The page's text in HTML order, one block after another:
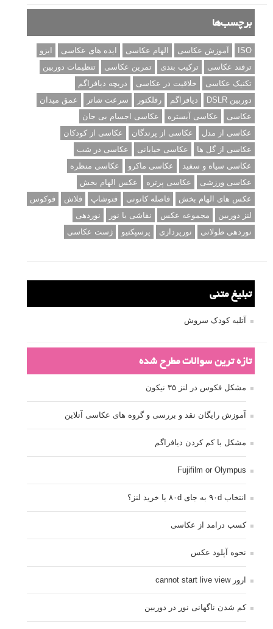
برچسب‌ها
ISO آموزش عکاسی الهام عکاسی ایده های عکاسی
ایزو
ترفند عکاسی
ترکیب بندی تمرین عکاسی
تنظیمات دوربین
تکنیک عکاسی
خلاقیت در عکاسی
دریچه دیافراگم
دوربین DSLR
دیافراگم رفلکتور سرعت شاتر
عمق میدان
عکاسی
عکاسی آبستره
عکاسی اجسام بی جان
عکاسی از مدل
عکاسی از پرندگان
عکاسی از کودکان
عکاسی از گل ها
عکاسی خیابانی
عکاسی در شب
عکاسی سیاه و سفید
عکاسی ماکرو
عکاسی منظره
عکاسی ورزشی
عکاسی پرتره
عکس الهام بخش
عکس های الهام بخش
فاصله کانونی فتوشاپ فلاش
فوکوس
لنز دوربین
مجموعه عکس نقاشی با نور
نوردهی
نوردهی طولانی
نورپردازی پرسپکتیو ژست عکاسی
تبلیغ متنی
آتلیه کودک سروش
تازه ترین سوالات مطرح شده
مشکل فکوس در لنز ۳۵ نیکون
آموزش رایگان نقد و بررسی و گروه های عکاسی آنلاین
مشکل با کم کردن دیافراگم
Fujifilm or Olympus
انتخاب ۹۰d به جای ۸۰d یا خرید لنز؟
کسب درامد از عکاسی
نحوه آپلود عکس
ارور cannot start live view
کم شدن ناگهانی نور در دوربین